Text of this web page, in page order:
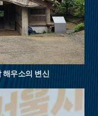
모가 적어 초보자나 가족
를 만끽할 수 있다.여름 산
필수적이다. 아무리 시원
될 위험이 있으므로 기상
수분 섭취와 적절한 휴식
냉장고 속에서 땀을 식히
에게 새로운 활력을 불어넣
짙푸른 초록의 위로를 받
우소의 변신